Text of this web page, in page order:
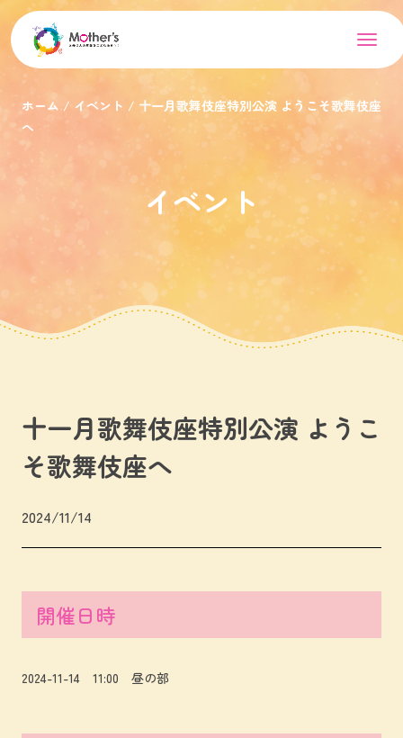
ホーム イベント
十一月歌舞伎座特別公演 ようこそ歌舞伎座
へ
イベント
十一月歌舞伎座特別公演 ようこ
そ歌舞伎座へ
2024/11/14
開催日時
2024-11-14 11:00 昼の部